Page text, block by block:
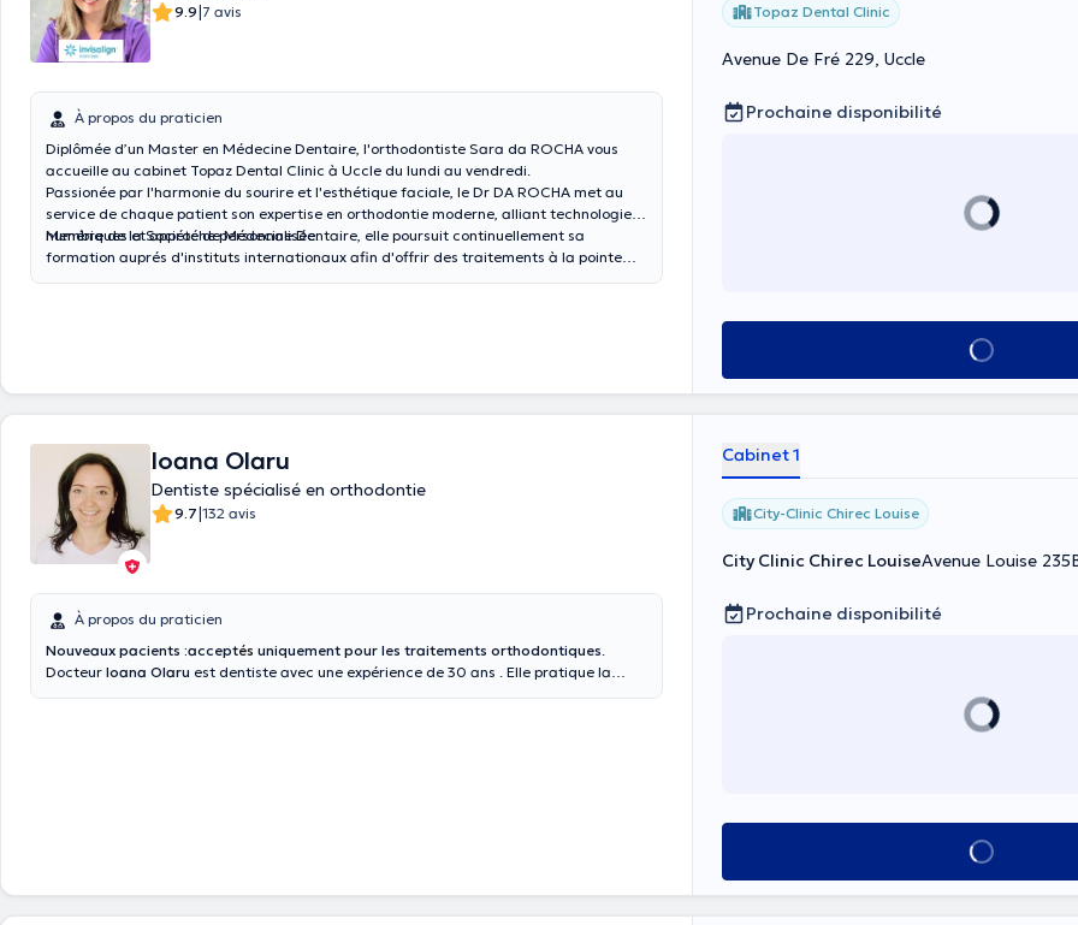
9.9|7 avis
À propos du praticien
Diplômée d’un Master en Médecine Dentaire, l'orthodontiste Sara da ROCHA vous
accueille au cabinet Topaz Dental Clinic à Uccle du lundi au vendredi.
Passionée par l'harmonie du sourire et l'esthétique faciale, le Dr DA ROCHA met au
service de chaque patient son expertise en orthodontie moderne, alliant technologies
numériques et approche personnalisée.
Membre de la Société de Médecine Dentaire, elle poursuit continuellement sa
formation auprés d'instituts internationaux afin d'offrir des traitements à la pointe
Topaz Dental Clinic
Avenue De Fré 229, Uccle
Prochaine disponibilité
Voir tout
Ioana Olaru
Dentiste spécialisé en orthodontie
9.7|132 avis
À propos du praticien
Nouveaux pacients :acceptés uniquement pour les traitements orthodontiques.
Docteur Ioana Olaru est dentiste avec une expérience de 30 ans . Elle pratique la
Cabinet 1
City-Clinic Chirec Louise
City Clinic Chirec LouiseAvenue Louise
Prochaine disponibilité
Voir tout